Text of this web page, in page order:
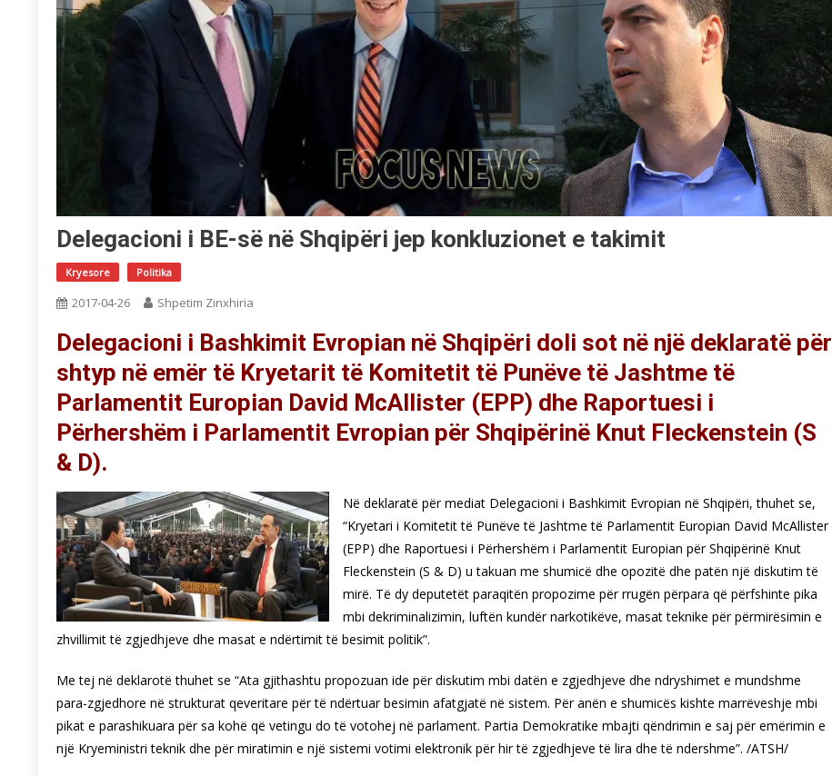
Delegacioni i BE-së në Shqipëri jep konkluzionet e takimit
Kryesore Politika
2017-04-26 Shpetim Zinxhiria
Delegacioni i Bashkimit Evropian në Shqipëri doli sot në një deklaratë për
shtyp në emër të Kryetarit të Komitetit të Punëve të Jashtme të
Parlamentit Europian David McAllister (EPP) dhe Raportuesi i
Përhershëm i Parlamentit Evropian për Shqipërinë Knut Fleckenstein (S
& D).
Në deklaratë për mediat Delegacioni i Bashkimit Evropian në Shqipëri, thuhet se,
“Kryetari i Komitetit të Punëve të Jashtme të Parlamentit Europian David McAllister
(EPP) dhe Raportuesi i Përhershëm i Parlamentit Europian për Shqipërinë Knut
Fleckenstein (S & D) u takuan me shumicë dhe opozitë dhe patën një diskutim të
mirë. Të dy deputetët paraqitën propozime për rrugën përpara që përfshinte pika
mbi dekriminalizimin, luftën kundër narkotikëve, masat teknike për përmirësimin e
zhvillimit të zgjedhjeve dhe masat e ndërtimit të besimit politik”.
Me tej në deklarotë thuhet se “Ata gjithashtu propozuan ide për diskutim mbi datën e zgjedhjeve dhe ndryshimet e mundshme
para-zgjedhore në strukturat qeveritare për të ndërtuar besimin afatgjatë në sistem. Për anën e shumicës kishte marrëveshje mbi
pikat e parashikuara për sa kohë që vetingu do të votohej në parlament. Partia Demokratike mbajti qëndrimin e saj për emërimin e
një Kryeministri teknik dhe për miratimin e një sistemi votimi elektronik për hir të zgjedhjeve të lira dhe të ndershme”. /ATSH/